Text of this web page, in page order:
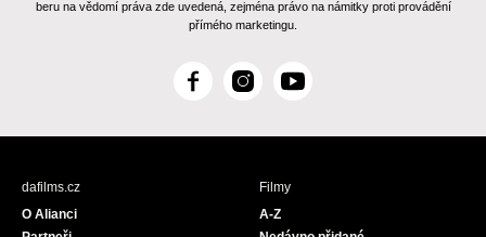
beru na vědomí práva zde uvedená, zejména právo na námitky proti provádění
přímého marketingu.
F
c
I
s
Y
u
dafilms.cz
O Alianci
Filmy
A-Z